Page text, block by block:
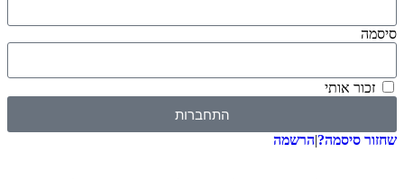
סיסמה
זכור אותי
התחברות
שחזור סיסמה?|הרשמה